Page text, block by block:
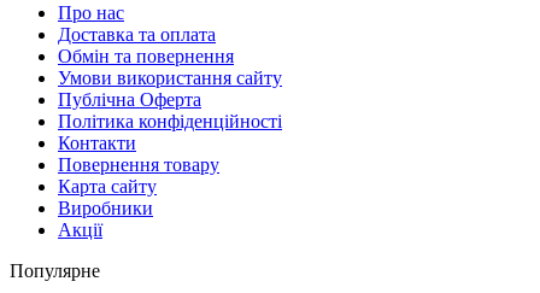
Про нас
Доставка та оплата
Обмін та повернення
Умови використання сайту
Публічна Оферта
Політика конфіденційності
Контакти
Повернення товару
Карта сайту
Виробники
Акції
Популярне